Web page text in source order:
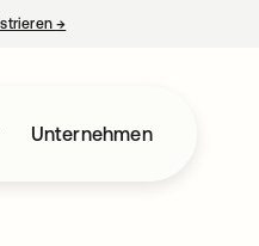
→
Unternehmen